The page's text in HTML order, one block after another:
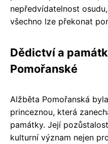
nepředvídatelnost
všechno lze překonat
Dědictví a
Pomořanské
Alžběta Pomořanská
princeznou, která
památky. Její
kulturní význam nejen